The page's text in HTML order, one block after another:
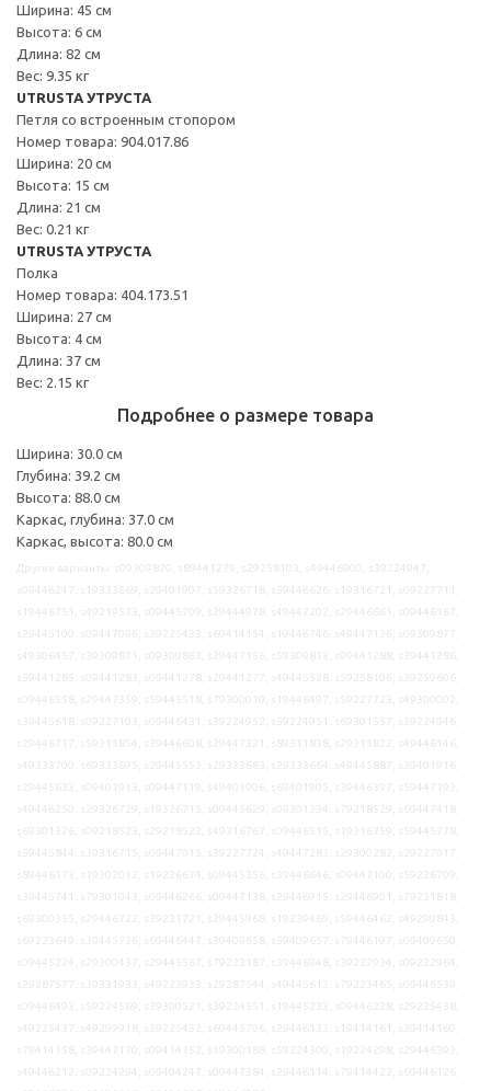
Ширина: 45 см
Высота: 6 см
Длина: 82 см
Вес: 9.35 кг
UTRUSTA УТРУСТА
Петля со встроенным стопором
Номер товара: 904.017.86
Ширина: 20 см
Высота: 15 см
Длина: 21 см
Вес: 0.21 кг
UTRUSTA УТРУСТА
Полка
Номер товара: 404.173.51
Ширина: 27 см
Высота: 4 см
Длина: 37 см
Вес: 2.15 кг
Подробнее о размере товара
Ширина: 30.0 см
Глубина: 39.2 см
Высота: 88.0 см
Каркас, глубина: 37.0 см
Каркас, высота: 80.0 см